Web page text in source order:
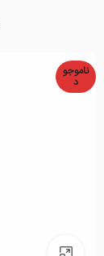
ناموجو
د